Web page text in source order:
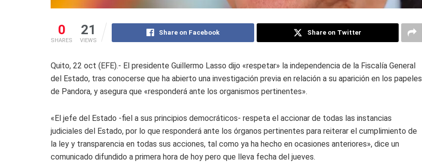
0
SHARES
21
VIEWS
Share on Facebook Share on Twitter
Quito, 22 oct (EFE).- El presidente Guillermo Lasso dijo «respetar» la independencia de la Fiscalía General
del Estado, tras conocerse que ha abierto una investigación previa en relación a su aparición en los papeles
de Pandora, y asegura que «responderá ante los organismos pertinentes».
«El jefe del Estado -fiel a sus principios democráticos- respeta el accionar de todas las instancias
judiciales del Estado, por lo que responderá ante los órganos pertinentes para reiterar el cumplimiento de
la ley y transparencia en todas sus acciones, tal como ya ha hecho en ocasiones anteriores», dice un
comunicado difundido a primera hora de hoy pero que lleva fecha del jueves.